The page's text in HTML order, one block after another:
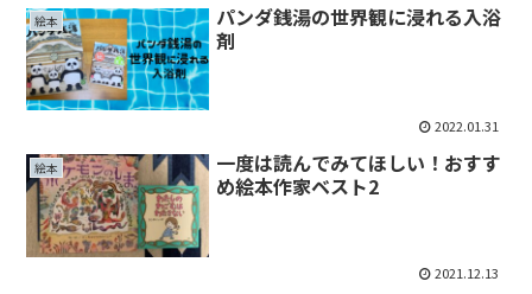
絵本
パンダ銭湯の世界観に浸れる入浴
剤
2022.01.31
絵本
一度は読んでみてほしい！おすす
め絵本作家ベスト2
2021.12.13